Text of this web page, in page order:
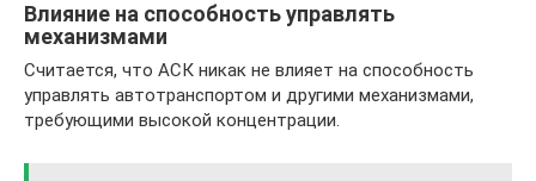
Влияние на способность управлять
механизмами
Считается, что АСК никак не влияет на способность
управлять автотранспортом и другими механизмами,
требующими высокой концентрации.